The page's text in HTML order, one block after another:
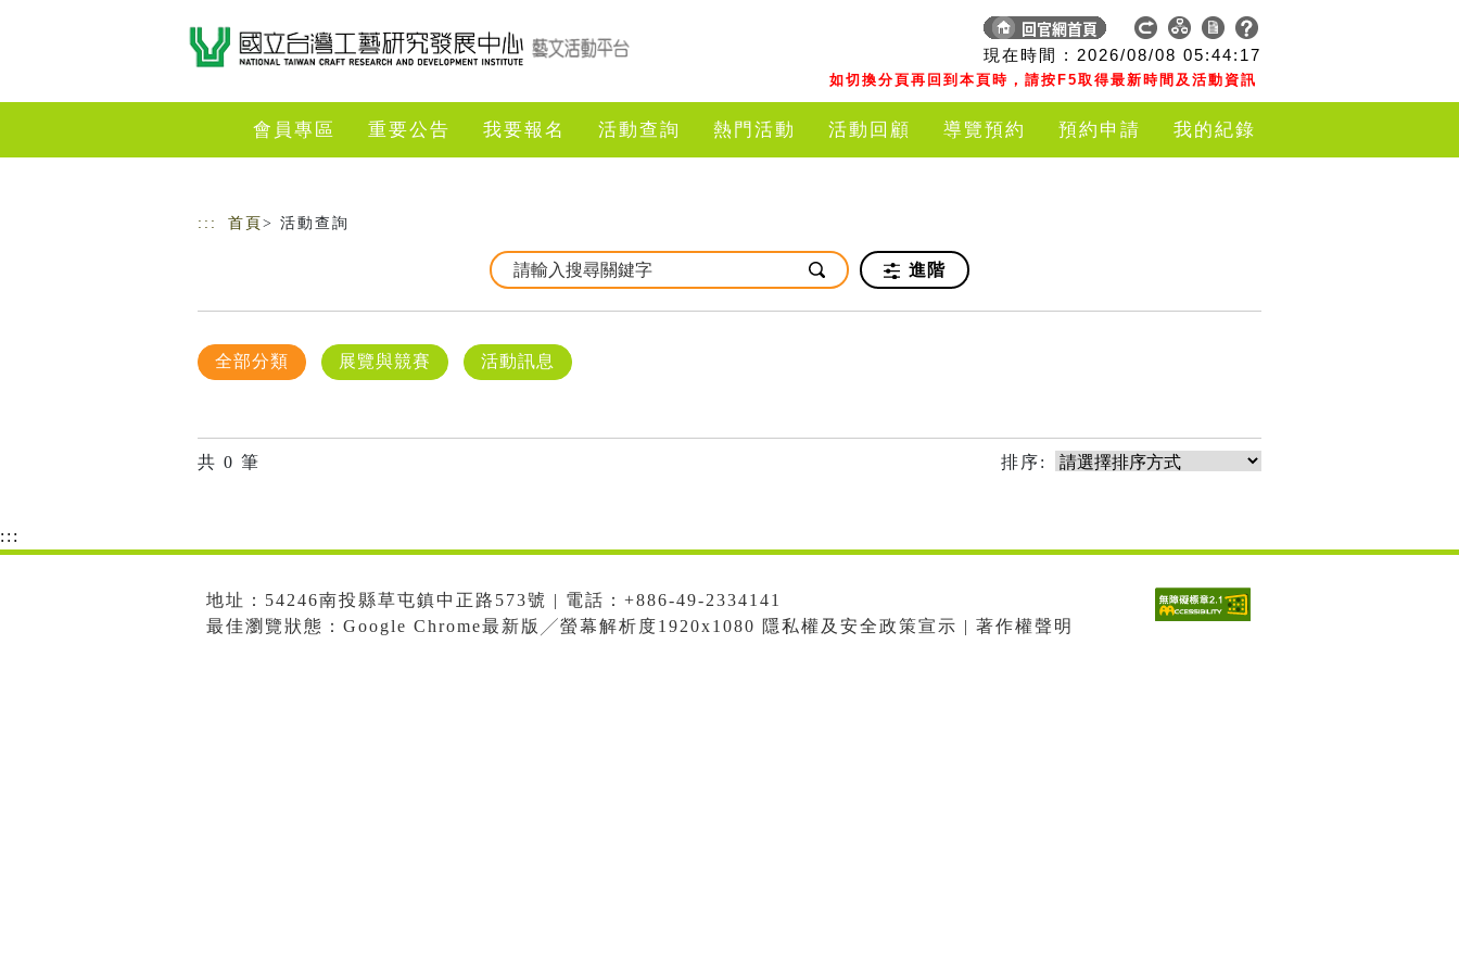
現在時間 : 2026/08/08 05:44:17
如切換分頁再回到本頁時，請按F5取得最新時間及活動資訊
會員專區 重要公告 我要報名 活動查詢 熱門活動 活動回顧 導覽預約 預約申請 我的紀錄
::: 首頁 > 活動查詢
進階
全部分類 展覽與競賽 活動訊息
共 0 筆 排序:
:::
地址：54246南投縣草屯鎮中正路573號 | 電話：+886-49-2334141
最佳瀏覽狀態：Google Chrome最新版╱螢幕解析度1920x1080 隱私權及安全政策宣示 | 著作權聲明